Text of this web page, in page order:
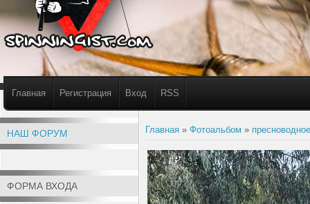
Главная Регистрация Вход RSS
НАШ ФОРУМ
ФОРМА ВХОДА
Главная » Фотоальбом »